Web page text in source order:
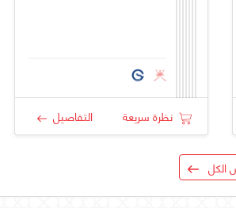
نظرة سريعة التفاصيل
الكل